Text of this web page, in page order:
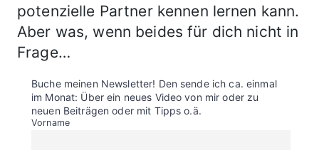
potenzielle Partner kennen lernen kann.
Aber was, wenn beides für dich nicht in
Frage…
Buche meinen Newsletter! Den sende ich ca. einmal
im Monat: Über ein neues Video von mir oder zu
neuen Beiträgen oder mit Tipps o.ä.
Vorname